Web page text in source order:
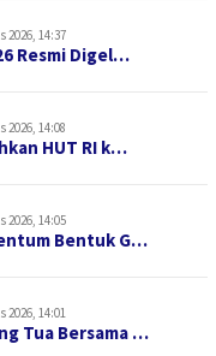
2026, 14:37
Resmi Digel…
2026, 14:08
HUT RI k…
2026, 14:05
Bentuk G…
14:01
Tua Bersama …